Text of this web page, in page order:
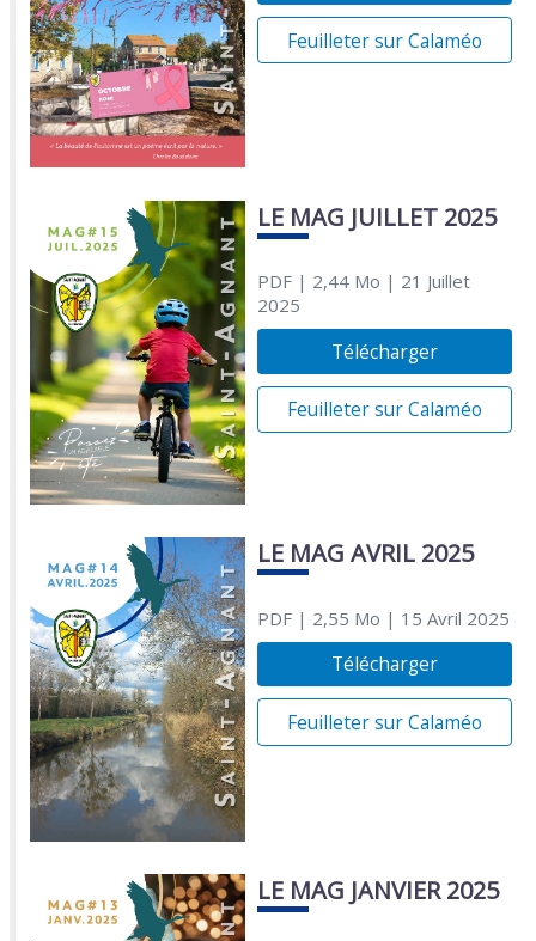
Feuilleter sur Calaméo
LE MAG JUILLET 2025
PDF| 2,44 Mo | 21 Juillet
2025
Télécharger
Feuilleter sur Calaméo
LE MAG AVRIL 2025
PDF| 2,55 Mo | 15 Avril 2025
Télécharger
Feuilleter sur Calaméo
LE MAG JANVIER 2025